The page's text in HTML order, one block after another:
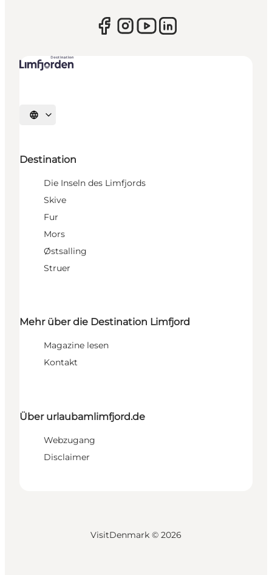
Sprache auswählen
Destination
Die Inseln des Limfjords
Skive
Fur
Mors
Østsalling
Struer
Mehr über die Destination Limfjord
Magazine lesen
Kontakt
Über urlaubamlimfjord.de
Webzugang
Disclaimer
VisitDenmark © 2026